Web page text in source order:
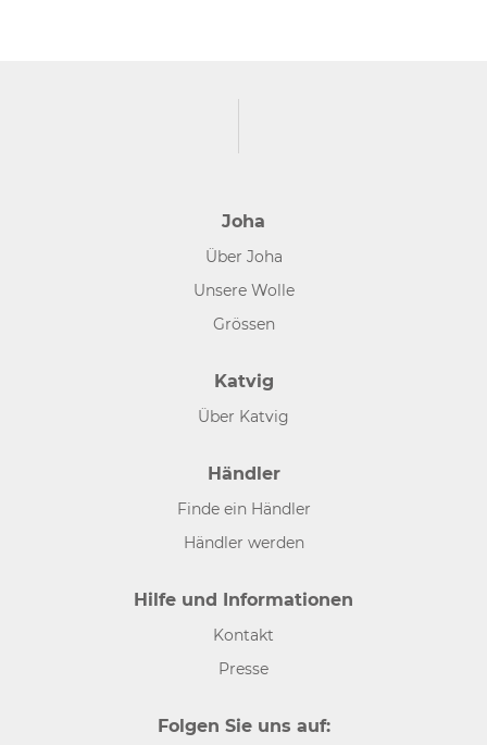
Joha
Über Joha
Unsere Wolle
Grössen
Katvig
Über Katvig
Händler
Finde ein Händler
Händler werden
Hilfe und Informationen
Kontakt
Presse
Folgen Sie uns auf: